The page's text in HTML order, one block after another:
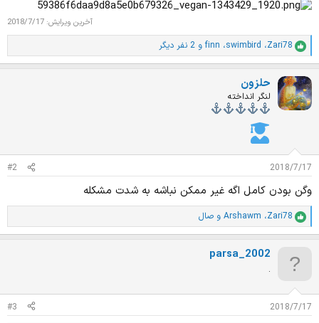
آخرین ویرایش: 2018/7/17
ا
م
ت
ی
ا
ز
Zari78، swimbird، finnو 2 نفر دیگر
حلزون
لنگر انداخته
2018/7/17
#2
وگن بودن کامل اگه غیر ممکن نباشه به شدت مشکله
ا
م
ت
:
Zari78، Arshawm و صال
parsa_2002
.
2018/7/17
#3